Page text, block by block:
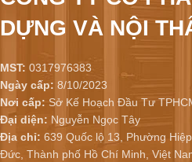
DỰNG VÀ NỘI
MST: 0317976383
Ngày cấp: 8/10/2023
Nơi cấp: Sở Kế Hoạch Đầu Tư
Đại diện: Nguyễn Ngọc Tây
Địa chỉ: 639 Quốc lộ 13, Phường
Đức, Thành phố Hồ Chí Minh, Việt